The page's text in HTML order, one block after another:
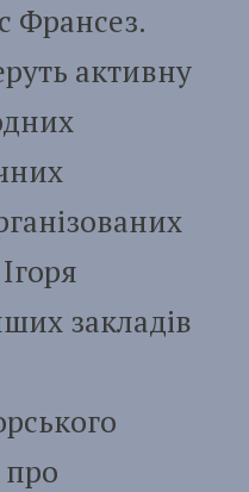
Франсез.
активну
закладів
про